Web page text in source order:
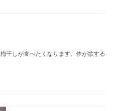
干しが食べたくなります。体が欲する